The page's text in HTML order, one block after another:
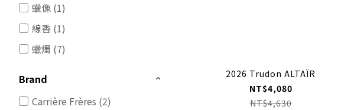
蠟像 (1)
線香 (1)
蠟燭 (7)
Brand
Carrière Frères (2)
2026 Trudon ALTAÏR
NT$4,080
NT$4,630